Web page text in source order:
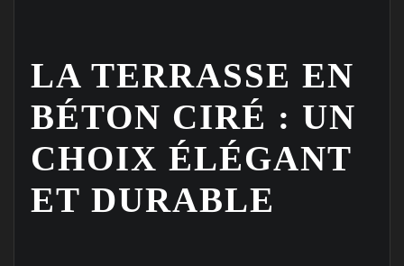
LA TERRASSE EN
BÉTON CIRÉ : UN
CHOIX ÉLÉGANT
ET DURABLE